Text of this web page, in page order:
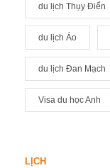
du lịch Thụy Điển
du lịch Áo
du lịch Đan Mạch
Visa du học Anh
LỊCH